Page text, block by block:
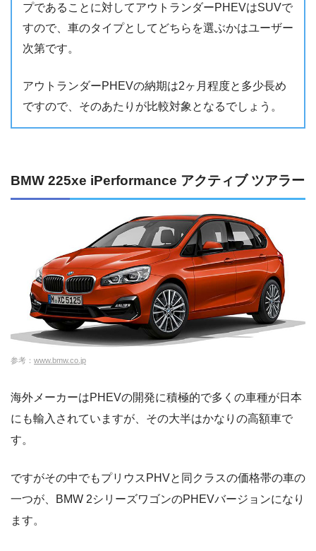
プであることに対してアウトランダーPHEVはSUVで
すので、車のタイプとしてどちらを選ぶかはユーザー
次第です。
アウトランダーPHEVの納期は2ヶ月程度と多少長め
ですので、そのあたりが比較対象となるでしょう。
BMW 225xe iPerformance アクティブ ツアラー
参考： www.bmw.co.jp
海外メーカーはPHEVの開発に積極的で多くの車種が日本
にも輸入されていますが、その大半はかなりの高額車で
す。
ですがその中でもプリウスPHVと同クラスの価格帯の車の
一つが、BMW 2シリーズワゴンのPHEVバージョンになり
ます。